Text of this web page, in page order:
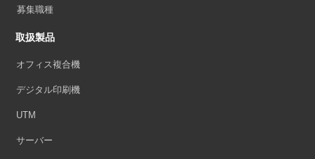
募集職種
取扱製品
オフィス複合機
デジタル印刷機
UTM
サーバー